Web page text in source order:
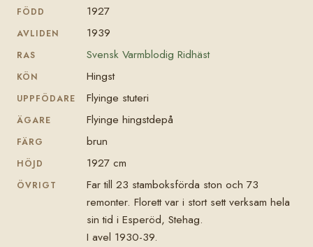
FÖDD 1927
AVLIDEN 1939
RAS Svensk Varmblodig Ridhäst
KÖN Hingst
UPPFÖDARE Flyinge stuteri
ÄGARE Flyinge hingstdepå
FÄRG brun
HÖJD 1927 cm
ÖVRIGT
Far till 23 stamboksförda ston och 73
remonter. Florett var i stort sett verksam hela
sin tid i Esperöd, Stehag.
I avel 1930-39.